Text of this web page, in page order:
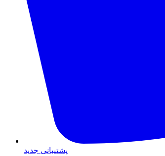
پشتیبانی جدید